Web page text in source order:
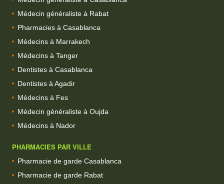
Médecin généraliste à Rabat
Pharmacies à Casablanca
Médecins à Marrakech
Médecins à Tanger
Dentistes à Casablanca
Dentistes à Agadir
Médecins à Fes
Médecin généraliste à Oujda
Médecins à Nador
PHARMACIES PAR VILLE
Pharmacie de garde Casablanca
Pharmacie de garde Rabat